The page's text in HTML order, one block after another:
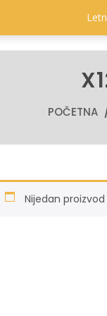
POČETNA
Nijedan